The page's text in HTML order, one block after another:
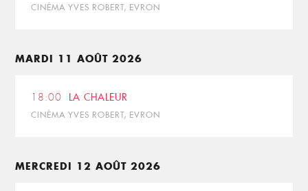
CINÉMA YVES ROBERT, EVRON
MARDI 11 AOÛT 2026
18:00 LA CHALEUR
CINÉMA YVES ROBERT, EVRON
MERCREDI 12 AOÛT 2026